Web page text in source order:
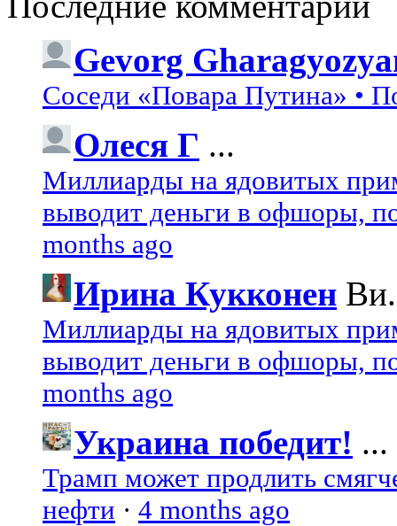
Gevorg
Соседи «Повара Путина» •
Олеся Г ...
Миллиарды на ядовитых
выводит деньги в офшоры,
months ago
Ирина Кукконен
Миллиарды на ядовитых
выводит деньги в офшоры,
months ago
Украина победит! ...
Трамп может продлить
нефти · 4 months ago